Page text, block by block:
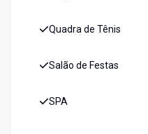
Quadra de Tênis
Salão de Festas
SPA